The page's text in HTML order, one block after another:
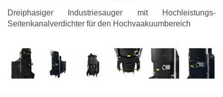
Dreiphasiger Industriesauger mit Hochleistungs-
Seitenkanalverdichter für den Hochvaakuumbereich